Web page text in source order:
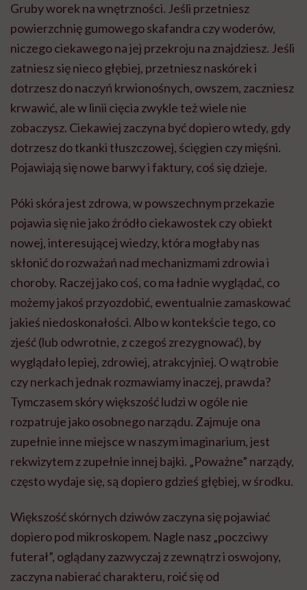
Gruby worek na wnętrzności. Jeśli przetniesz
powierzchnię gumowego skafandra czy woderów,
niczego ciekawego na jej przekroju na znajdziesz. Jeśli
zatniesz się nieco głębiej, przetniesz naskórek i
dotrzesz do naczyń krwionośnych, owszem, zaczniesz
krwawić, ale w linii cięcia zwykle też wiele nie
zobaczysz. Ciekawiej zaczyna być dopiero wtedy, gdy
dotrzesz do tkanki tłuszczowej, ścięgien czy mięśni.
Pojawiają się nowe barwy i faktury, coś się dzieje.
Póki skóra jest zdrowa, w powszechnym przekazie
pojawia się nie jako źródło ciekawostek czy obiekt
nowej, interesującej wiedzy, która mogłaby nas
skłonić do rozważań nad mechanizmami zdrowia i
choroby. Raczej jako coś, co ma ładnie wyglądać, co
możemy jakoś przyozdobić, ewentualnie zamaskować
jakieś niedoskonałości. Albo w kontekście tego, co
zjeść (lub odwrotnie, z czegoś zrezygnować), by
wyglądało lepiej, zdrowiej, atrakcyjniej. O wątrobie
czy nerkach jednak rozmawiamy inaczej, prawda?
Tymczasem skóry większość ludzi w ogóle nie
rozpatruje jako osobnego narządu. Zajmuje ona
zupełnie inne miejsce w naszym imaginarium, jest
rekwizytem z zupełnie innej bajki. „Poważne” narządy,
często wydaje się, są dopiero gdzieś głębiej, w środku.
Większość skórnych dziwów zaczyna się pojawiać
dopiero pod mikroskopem. Nagle nasz „poczciwy
futerał”, oglądany zazwyczaj z zewnątrz i oswojony,
zaczyna nabierać charakteru, roić się od